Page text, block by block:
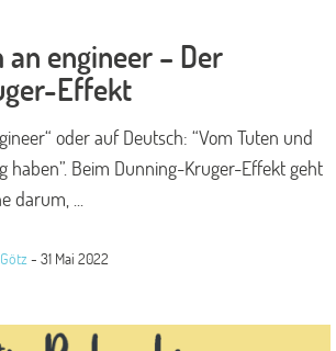
an engineer – Der
Effekt
oder auf Deutsch: “Vom Tuten und
haben”. Beim Dunning-Kruger-Effekt geht
...
- 31 Mai 2022